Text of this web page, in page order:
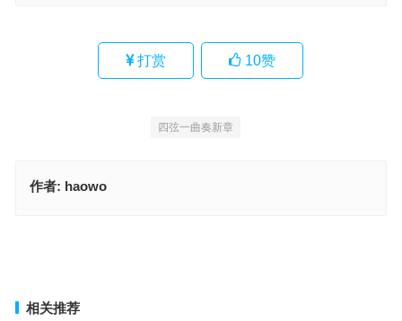
打赏 10赞
四弦一曲奏新章
作者: haowo
相关推荐